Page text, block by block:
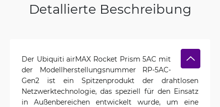
Detallierte Beschreibung
Der Ubiquiti airMAX Rocket Prism 5AC mit
der Modellherstellungsnummer RP-5AC-
Gen2 ist ein Spitzenprodukt der drahtlosen
Netzwerktechnologie, das speziell für den Einsatz
in Außenbereichen entwickelt wurde, um eine